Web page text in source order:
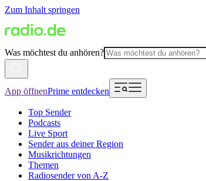
Zum Inhalt springen
Was möchtest du anhören?
App öffnenPrime entdecken
Top Sender
Podcasts
Live Sport
Sender aus deiner Region
Musikrichtungen
Themen
Radiosender von A-Z